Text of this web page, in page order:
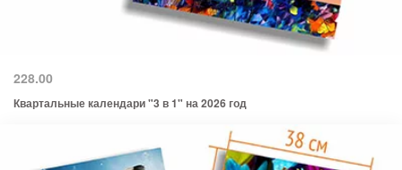
228.00
Квартальные календари "3 в 1" на 2026 год